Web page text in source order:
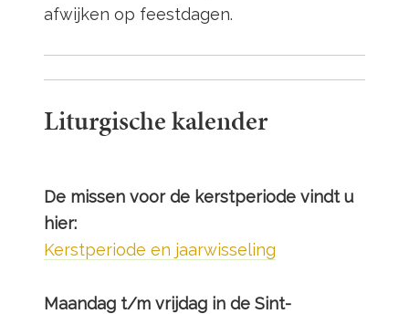
afwijken op feestdagen.
Liturgische kalender
De missen voor de kerstperiode vindt u
hier:
Kerstperiode en jaarwisseling
Maandag t/m vrijdag in de Sint-